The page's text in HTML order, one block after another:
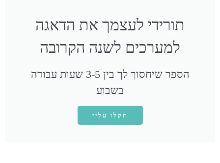
תורידי לעצמך את הדאגה
למערכים לשנה הקרובה
הספר שיחסוך לך בין 3-5 שעות עבודה
בשבוע
תקלו עליי